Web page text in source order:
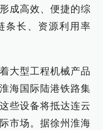
成高效、便捷的综
条长、资源利用率
大型工程机械产品
海国际陆港铁路集
些设备将抵达连云
市场。据徐州淮海